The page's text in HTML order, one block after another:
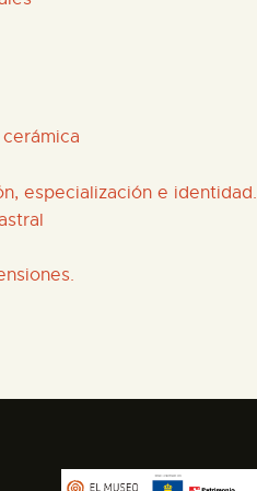
especialización e identidad.